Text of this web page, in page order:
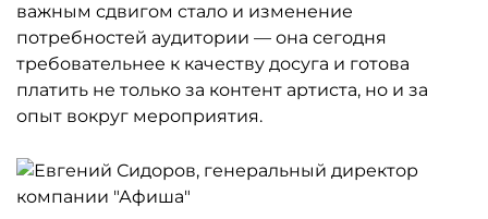
важным сдвигом стало и изменение
потребностей аудитории — она сегодня
требовательнее к качеству досуга и готова
платить не только за контент артиста, но и за
опыт вокруг мероприятия.